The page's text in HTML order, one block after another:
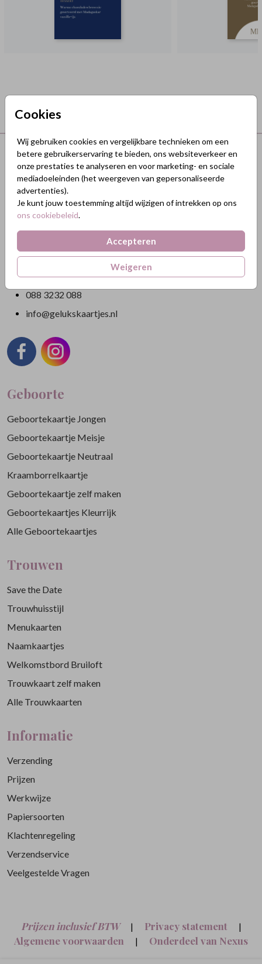
Cookies
Wij gebruiken cookies en vergelijkbare technieken om een
betere gebruikerservaring te bieden, ons websiteverkeer en
onze prestaties te analyseren en voor marketing- en sociale
mediadoeleinden (het weergeven van gepersonaliseerde
advertenties).
Je kunt jouw toestemming altijd wijzigen of intrekken op ons
ons cookiebeleid.
Accepteren
Weigeren
Terug naar boven
GeluksKaartjes.nl
Nikkelweg 45
BTW: NL863211185B01
088 3232 088
info@gelukskaartjes.nl
Geboorte
Geboortekaartje Jongen
Geboortekaartje Meisje
Geboortekaartje Neutraal
Kraamborrelkaartje
Geboortekaartje zelf maken
Geboortekaartjes Kleurrijk
Alle Geboortekaartjes
Trouwen
Save the Date
Trouwhuisstijl
Menukaarten
Naamkaartjes
Welkomstbord Bruiloft
Trouwkaart zelf maken
Alle Trouwkaarten
Informatie
Verzending
Prijzen
Werkwijze
Papiersoorten
Klachtenregeling
Verzendservice
Veelgestelde Vragen
Prijzen inclusief BTW | Privacy statement |
Algemene voorwaarden |
Onderdeel van Nexus